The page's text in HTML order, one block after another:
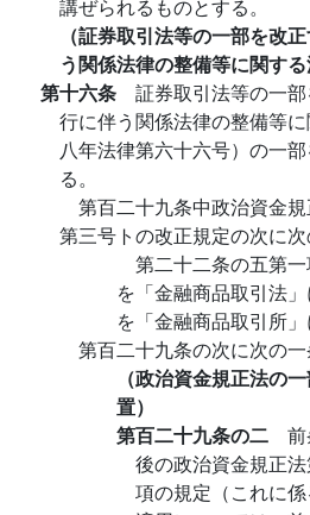
講ぜられるものとする。
（証券取引法等の一部を改
う関係法律の整備等に関する
第十六条 証券取引法等の一
行に伴う関係法律の整備等
八年法律第六十六号）の一
る。
第百二十九条中政治資金
第三号トの改正規定の次に次
第二十二条の五第一
を「金融商品取引法
を「金融商品取引所」
第百二十九条の次に次の一
（政治資金規正法の
置）
第百二十九条の二
後の政治資金規正
項の規定（これに